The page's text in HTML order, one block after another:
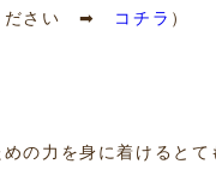
ください ➡ コチラ ）
の力を身に着けるとて